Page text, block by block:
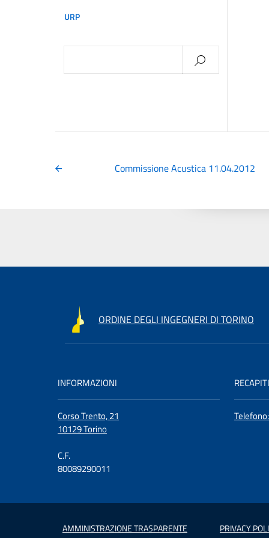
URP
per:
Commissione Acustica 11.04.2012
ORDINE DEGLI INGEGNERI DI TORINO
INFORMAZIONI
Corso Trento, 21
10129 Torino
C.F.
80089290011
RECAPITI
AMMINISTRAZIONE TRASPARENTE PRIVACY